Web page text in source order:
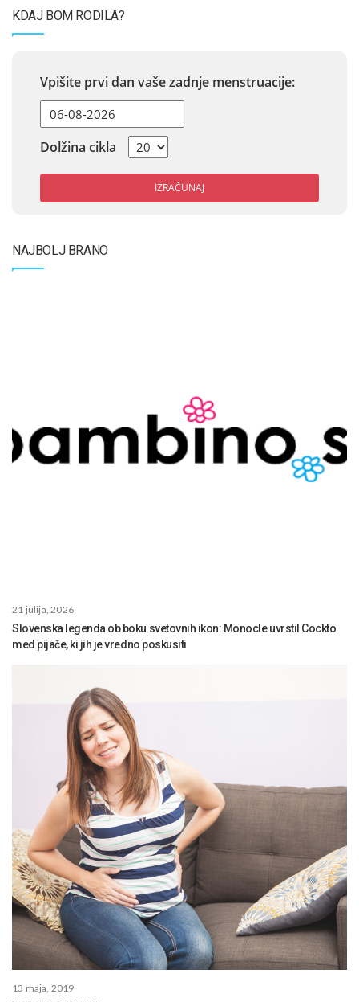
KDAJ BOM RODILA?
Vpišite prvi dan vaše zadnje menstruacije:
Dolžina cikla
IZRAČUNAJ
NAJBOLJ BRANO
21 julija, 2026
Slovenska legenda ob boku svetovnih ikon: Monocle uvrstil Cockto
med pijače, ki jih je vredno poskusiti
13 maja, 2019